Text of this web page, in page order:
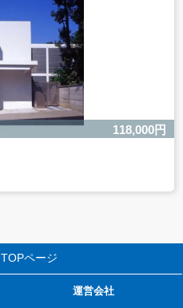
118,000円
TOPページ
運営会社